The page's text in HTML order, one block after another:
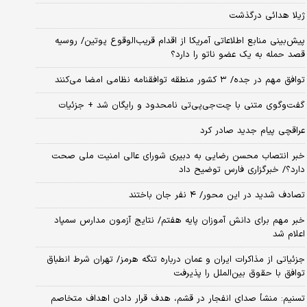
ژیلا هدائی درگذشت
پیش‌بینی منابع اطلاعاتی آمریکا از اقدام قریب‌الوقوع پوتین/ روسیه
قصد حمله به یک عضو ناتو را دارد؟
توافق مهم در جده/ ۳ کشور منطقه توافقنامه نظامی امضا می‌کنند
گفت‌وگوی متنی با چت‌جی‌پی‌تی نامحدود و رایگان شد + جزئیات
عراقچی پیام جدید صادر کرد
خبر انتصاب محسن رضایی به دبیری شورای عالی امنیت ملی صحت
دارد؟/ خبرگزاری فارس توضیح داد
تصادف شدید در این محور/ ۴ نفر جان باختند
خبر مهم برای دانش آموزان پایه هفتم/ نتایج آزمون مدارس سمپاد
اعلام شد
جزئیاتی از مذاکرات ایران و عمان درباره تنگه هرمز/ تهران شرط انطباق
توافق با حقوق بین‌الملل را پذیرفت
تسنیم: منشأ صدای انفجار در قشم، هدف قرار دادن اهداف متخاصم